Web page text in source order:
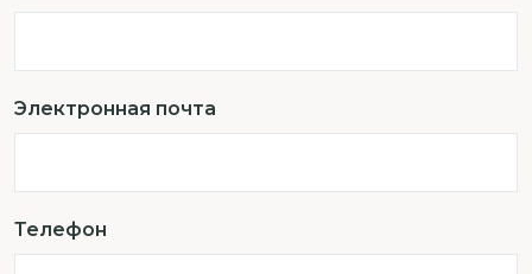
Электронная почта
Телефон